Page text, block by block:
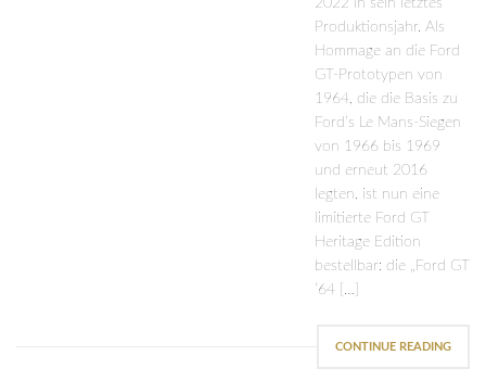
2022 in sein letztes
Produktionsjahr. Als
Hommage an die Ford
GT-Prototypen von
1964, die die Basis zu
Ford’s Le Mans-Siegen
von 1966 bis 1969
und erneut 2016
legten, ist nun eine
limitierte Ford GT
Heritage Edition
bestellbar: die „Ford GT
’64 […]
CONTINUE READING